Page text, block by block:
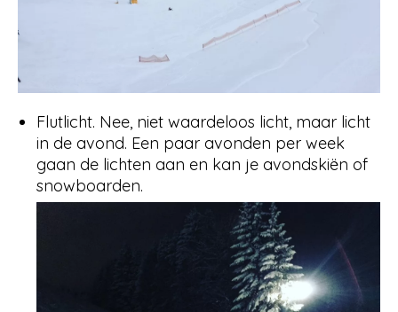
Flutlicht. Nee, niet waardeloos licht, maar licht
in de avond. Een paar avonden per week
gaan de lichten aan en kan je avondskiën of
snowboarden.